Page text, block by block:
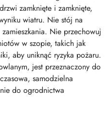
zamknięte i zamknięte,
wiatru. Nie stój na
Nie przechowuj
w szopie, takich jak
aby uniknąć ryzyka pożaru.
jest przeznaczony do
samodzielna
do ogrodnictwa